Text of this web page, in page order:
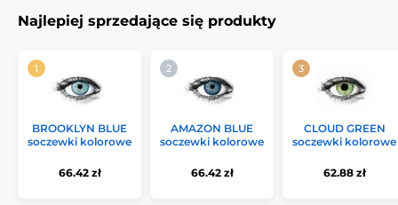
Najlepiej sprzedające się produkty
BROOKLYN BLUE
soczewki kolorowe
66.42 zł
AMAZON BLUE
soczewki kolorowe
66.42 zł
CLOUD GREEN
soczewki kolorowe
62.88 zł